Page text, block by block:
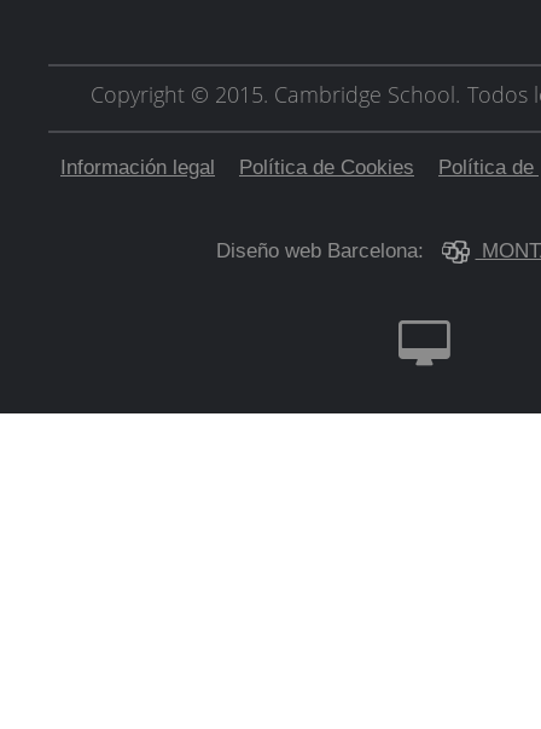
Copyright © 2015. Cambridge School. Todos
Información legal Política de Cookies Política de
Diseño web Barcelona: